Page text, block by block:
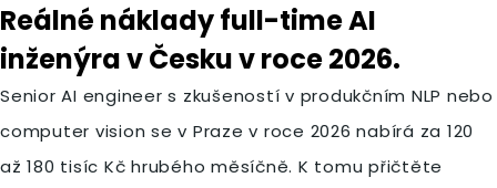
Reálné náklady full-time AI
inženýra v Česku v roce 2026.
Senior AI engineer s zkušeností v produkčním NLP nebo
computer vision se v Praze v roce 2026 nabírá za 120
až 180 tisíc Kč hrubého měsíčně. K tomu přičtěte